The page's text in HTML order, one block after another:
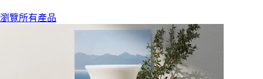
瀏覽所有產品